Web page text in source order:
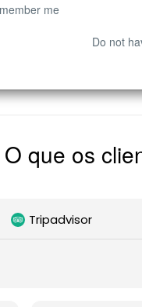
me
Do not
O que os
Tripadvisor